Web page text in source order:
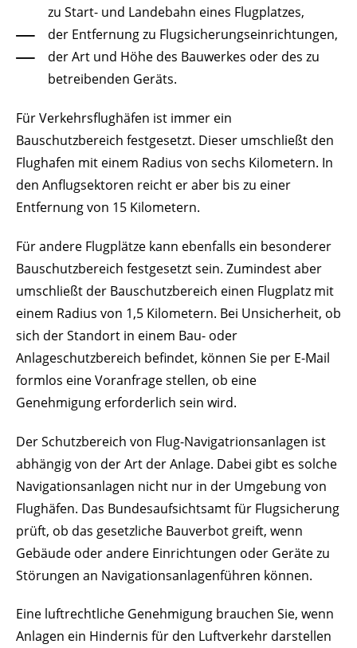
zu Start- und Landebahn eines Flugplatzes,
der Entfernung zu Flugsicherungseinrichtungen,
der Art und Höhe des Bauwerkes oder des zu
betreibenden Geräts.
Für Verkehrsflughäfen ist immer ein
Bauschutzbereich festgesetzt. Dieser umschließt den
Flughafen mit einem Radius von sechs Kilometern. In
den Anflugsektoren reicht er aber bis zu einer
Entfernung von 15 Kilometern.
Für andere Flugplätze kann ebenfalls ein besonderer
Bauschutzbereich festgesetzt sein. Zumindest aber
umschließt der Bauschutzbereich einen Flugplatz mit
einem Radius von 1,5 Kilometern. Bei Unsicherheit, ob
sich der Standort in einem Bau- oder
Anlageschutzbereich befindet, können Sie per E-Mail
formlos eine Voranfrage stellen, ob eine
Genehmigung erforderlich sein wird.
Der Schutzbereich von Flug-Navigatrionsanlagen ist
abhängig von der Art derAnlage. Dabei gibt es solche
Navigationsanlagen nicht nur in der Umgebung von
Flughäfen. Das Bundesaufsichtsamt für Flugsicherung
prüft, ob das gesetzliche Bauverbot greift, wenn
Gebäude oder andere Einrichtungen oder Geräte zu
Störungen an Navigationsanlagenführen können.
Eine luftrechtliche Genehmigung brauchen Sie, wenn
Anlagen ein Hindernis für den Luftverkehr darstellen